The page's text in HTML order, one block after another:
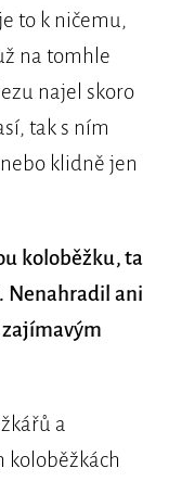
to k ničemu,
na tomhle
najel skoro
tak s ním
klidně jen
koloběžku, ta
Nenahradil ani
zajímavým
a
koloběžkách